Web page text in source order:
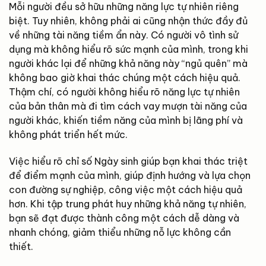
Mỗi người đều sở hữu những năng lực tự nhiên riêng
biệt. Tuy nhiên, không phải ai cũng nhận thức đầy đủ
về những tài năng tiềm ẩn này. Có người vô tình sử
dụng mà không hiểu rõ sức mạnh của mình, trong khi
người khác lại để những khả năng này “ngủ quên” mà
không bao giờ khai thác chúng một cách hiệu quả.
Thậm chí, có người không hiểu rõ năng lực tự nhiên
của bản thân mà đi tìm cách vay mượn tài năng của
người khác, khiến tiềm năng của mình bị lãng phí và
không phát triển hết mức.
Việc hiểu rõ chỉ số Ngày sinh giúp bạn khai thác triệt
để điểm mạnh của mình, giúp định hướng và lựa chọn
con đường sự nghiệp, công việc một cách hiệu quả
hơn. Khi tập trung phát huy những khả năng tự nhiên,
bạn sẽ đạt được thành công một cách dễ dàng và
nhanh chóng, giảm thiểu những nỗ lực không cần
thiết.